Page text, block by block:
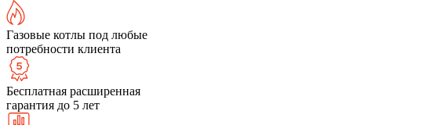
Газовые котлы под любые
потребности клиента
Бесплатная расширенная
гарантия до 5 лет